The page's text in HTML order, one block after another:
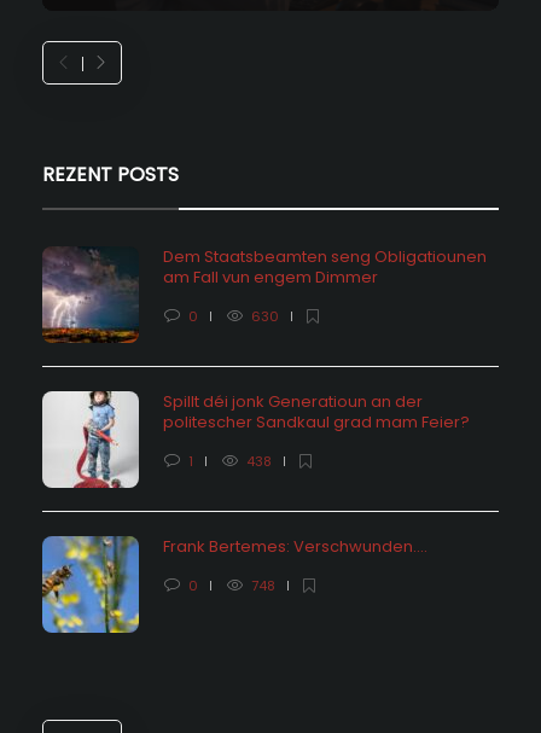
REZENT POSTS
Dem Staatsbeamten seng Obligatiounen
am Fall vun engem Dimmer
0 630
Spillt déi jonk Generatioun an der
politescher Sandkaul grad mam Feier?
1 438
Frank Bertemes: Verschwunden….
0 748